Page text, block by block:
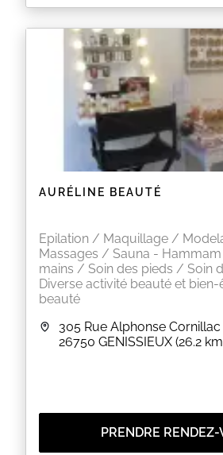
AURÉLINE BEAUTÉ
Epilation / Maquillage /
Massages / Sauna -
mains / Soin des pieds / Soin
Diverse activité beauté et
beauté
305 Rue Alphonse Cornillac
26750 GENISSIEUX (26.2
PRENDRE RENDEZ-